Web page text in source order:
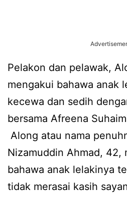
Pelakon dan pelawak,
mengakui bahawa anak
kecewa dan sedih
bersama Afreena
Along atau nama
Nizamuddin Ahmad, 42,
bahawa anak lelakinya
tidak merasai kasih